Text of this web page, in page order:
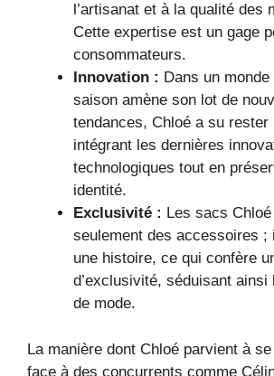
l’artisanat et à la qualité des
Cette expertise est un gage
consommateurs.
Innovation : Dans un
saison amène son lot de
tendances, Chloé a su rester
intégrant les dernières
technologiques tout en
identité.
Exclusivité : Les sacs
seulement des accessoires ;
une histoire, ce qui confère
d’exclusivité, séduisant ainsi
de mode.
La manière dont Chloé parvient à
face à des concurrents comme